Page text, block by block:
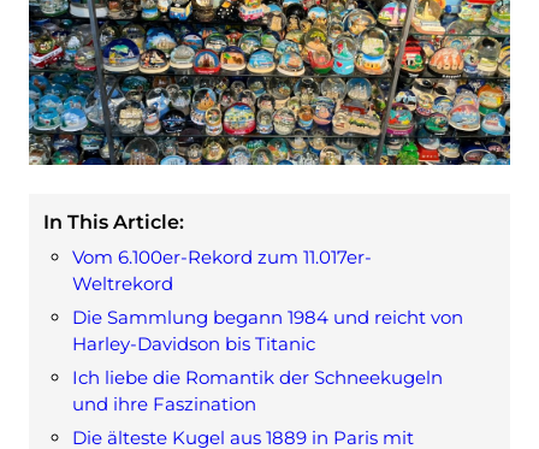
In This Article:
Vom 6.100er-Rekord zum 11.017er-
Weltrekord
Die Sammlung begann 1984 und reicht von
Harley‑Davidson bis Titanic
Ich liebe die Romantik der Schneekugeln
und ihre Faszination
Die älteste Kugel aus 1889 in Paris mit